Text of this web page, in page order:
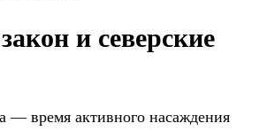
и северские
— время активного насаждения